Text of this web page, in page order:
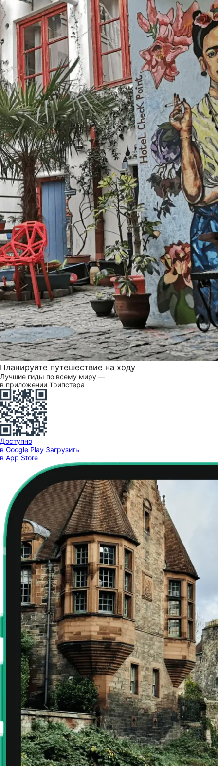
Планируйте путешествие на ходу
Лучшие гиды по всему миру —
в приложении Трипстера
Доступно
в Google Play Загрузить
в App Store